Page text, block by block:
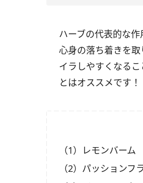
ハーブの代表的な作
心身の落ち着きを
イラしやすくなる
とはオススメです
（1）レモンバーム
（2）パッションフ